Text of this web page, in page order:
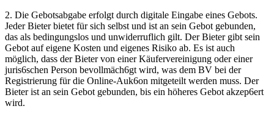
2. Die Gebotsabgabe erfolgt durch digitale Eingabe eines Gebots.
Jeder Bieter bietet für sich selbst und ist an sein Gebot gebunden,
das als bedingungslos und unwiderruflich gilt. Der Bieter gibt sein
Gebot auf eigene Kosten und eigenes Risiko ab. Es ist auch
möglich, dass der Bieter von einer Käufervereinigung oder einer
juris6schen Person bevollmäch6gt wird, was dem BV bei der
Registrierung für die Online-Auk6on mitgeteilt werden muss. Der
Bieter ist an sein Gebot gebunden, bis ein höheres Gebot akzep6ert
wird.